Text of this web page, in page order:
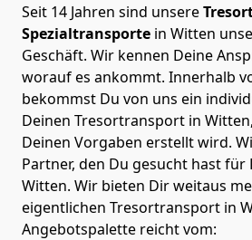
Seit 14 Jahren sind unsere
Spezialtransporte in Witten
Geschäft. Wir kennen Deine
worauf es ankommt. Innerhalb
bekommst Du von uns ein
Deinen Tresortransport in
Deinen Vorgaben erstellt wird.
Partner, den Du gesucht hast für
Witten. Wir bieten Dir weitaus
eigentlichen Tresortransport in
Angebotspalette reicht vom: